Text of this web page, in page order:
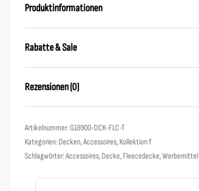
Produktinformationen
Rabatte & Sale
Rezensionen (0)
G18900-DCK-FLC-T
Kategorien:Decken,Accessoires,Kollektion f
Schlagwörter:Accessoires,Decke,Fleecedecke,Werbemittel